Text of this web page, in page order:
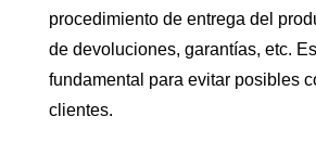
procedimiento de entrega del
de devoluciones, garantías, etc.
fundamental para evitar posibles
clientes.